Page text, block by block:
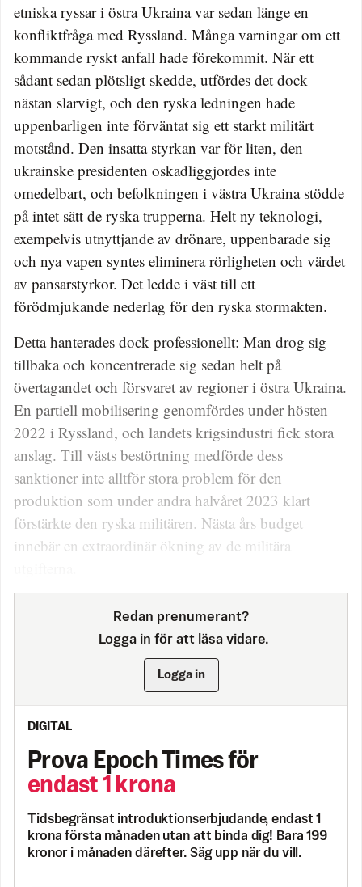
etniska ryssar i östra Ukraina var sedan länge en
konfliktfråga med Ryssland. Många varningar om ett
kommande ryskt anfall hade förekommit. När ett
sådant sedan plötsligt skedde, utfördes det dock
nästan slarvigt, och den ryska ledningen hade
uppenbarligen inte förväntat sig ett starkt militärt
motstånd. Den insatta styrkan var för liten, den
ukrainske presidenten oskadliggjordes inte
omedelbart, och befolkningen i västra Ukraina stödde
på intet sätt de ryska trupperna. Helt ny teknologi,
exempelvis utnyttjande av drönare, uppenbarade sig
och nya vapen syntes eliminera rörligheten och värdet
av pansarstyrkor. Det ledde i väst till ett
förödmjukande nederlag för den ryska stormakten.
Detta hanterades dock professionellt: Man drog sig
tillbaka och koncentrerade sig sedan helt på
övertagandet och försvaret av regioner i östra Ukraina.
En partiell mobilisering genomfördes under hösten
2022 i Ryssland, och landets krigsindustri fick stora
anslag. Till västs bestörtning medförde dess
sanktioner inte alltför stora problem för den
produktion som under andra halvåret 2023 klart
förstärkte den ryska militären. Nästa års budget
innebär en extraordinär ökning av de militära
Redan prenumerant?
Logga in för att läsa vidare.
Logga in
DIGITAL
Prova Epoch Times för
endast 1 krona
Tidsbegränsat introduktionserbjudande, endast 1
krona första månaden utan att binda dig! Bara 199
kronor i månaden därefter. Säg upp när du vill.